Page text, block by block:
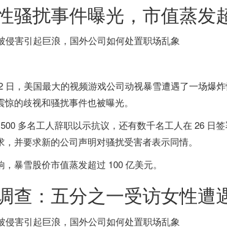
骚扰事件曝光，市值蒸发
日， 美国最大的视频游戏公司动视暴雪遭遇了一场爆
的歧视和骚扰事件也被曝光。
多名工人辞职以示抗议，还有数千名工人在 26 日
并要求新的公司声明对骚扰受害者表示同情。
暴雪股价市值蒸发超过 100 亿美元。
查：五分之一受访女性遭